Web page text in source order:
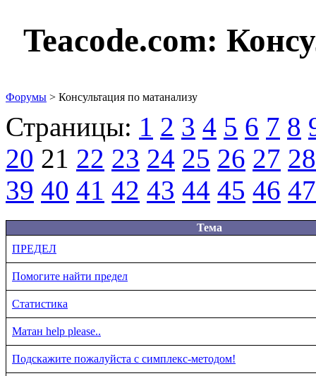
Teacode.com:
Форумы > Консультация по матанализу
Страницы: 1 2 3 4 5 6 7 8
20 21 22 23 24 25 26 27 28
39 40 41 42 43 44 45 46 47
Тема
ПРЕДЕЛ
Помогите найти предел
Статистика
Матан help please..
Подскажите пожалуйста с симплекс-методом!